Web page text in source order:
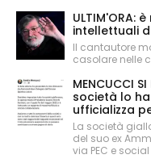
ULTIM'ORA:
intellettuali
Il cantautore
casolare nelle
MENCUCCI
società lo ha
ufficializza
La società
del suo ex
via PEC e social